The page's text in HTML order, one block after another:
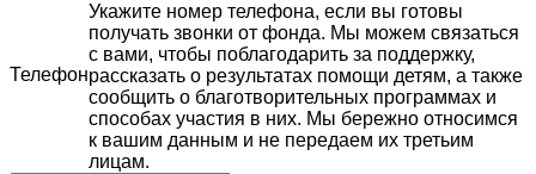
Телефон
Укажите номер телефона, если вы готовы
получать звонки от фонда. Мы можем связаться
с вами, чтобы поблагодарить за поддержку,
рассказать о результатах помощи детям, а также
сообщить о благотворительных программах и
способах участия в них. Мы бережно относимся
к вашим данным и не передаем их третьим
лицам.